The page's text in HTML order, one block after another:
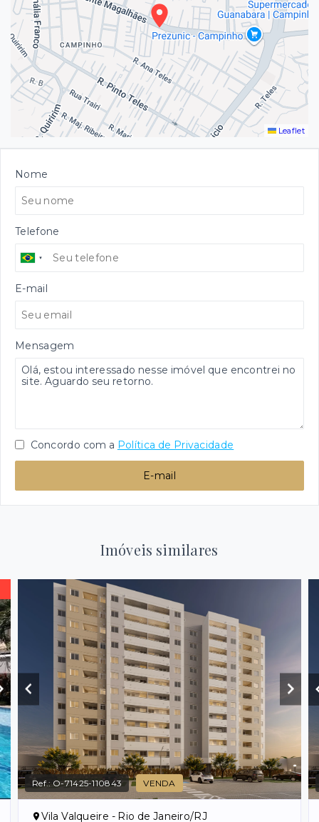
Leaflet
Nome
Telefone
E-mail
Mensagem
Concordo com a Política de Privacidade
E-mail
Imóveis similares
Ref.: O-71425-110843 VENDA
Vila Valqueire - Rio de Janeiro/RJ